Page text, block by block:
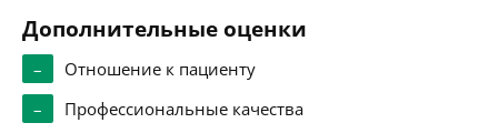
Дополнительные оценки
–
Отношение к пациенту
–
Профессиональные качества